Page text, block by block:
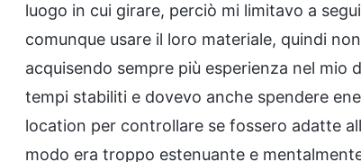
luogo in cui girare, perciò mi limitavo a
comunque usare il loro materiale, quindi
acquisendo sempre più esperienza nel mio
tempi stabiliti e dovevo anche spendere
location per controllare se fossero adatte
modo era troppo estenuante e